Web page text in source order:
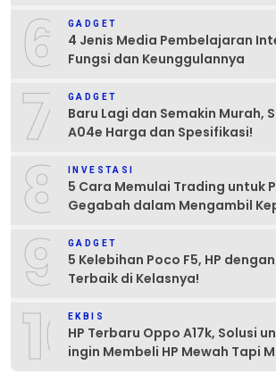
6 GADGET
4 Jenis Media Pembelajaran
Fungsi dan Keunggulannya
7 GADGET
Baru Lagi dan Semakin Murah,
A04e Harga dan Spesifikasi!
8 INVESTASI
5 Cara Memulai Trading untuk
Gegabah dalam Mengambil
9 GADGET
5 Kelebihan Poco F5, HP
Terbaik di Kelasnya!
10EKBIS
HP Terbaru Oppo A17k, Solusi
ingin Membeli HP Mewah Tapi